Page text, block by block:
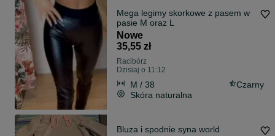
Mega legimy skorkowe z pasem w
pasie M oraz L
Nowe
35,55 zł
Racibórz
Dzisiaj o 11:12
M / 38
Czarny
Skóra naturalna
Bluza i spodnie syna world